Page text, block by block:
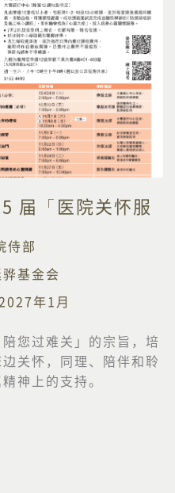
届「医院关怀服
侍部
基金会
年1月
您过难关」的宗旨，培
关怀，同理、陪伴和聆
神上的支持。